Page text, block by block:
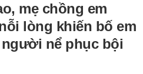
mẹ chồng em
lòng khiến bố em
nể phục bội